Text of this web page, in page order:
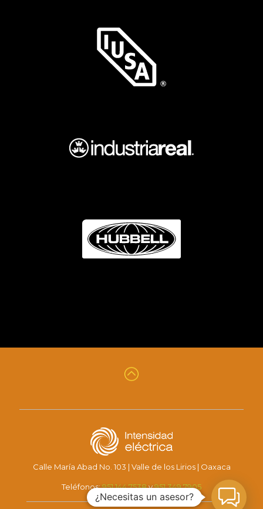
Calle María Abad No. 103 | Valle de los Lirios | Oaxaca
Teléfonos:951 144 7538y951 349 7905
¿Necesitas un asesor?